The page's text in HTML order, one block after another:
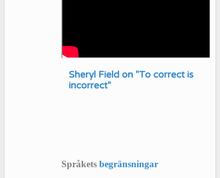
Sheryl Field on "To correct is
incorrect"
Språkets begränsningar